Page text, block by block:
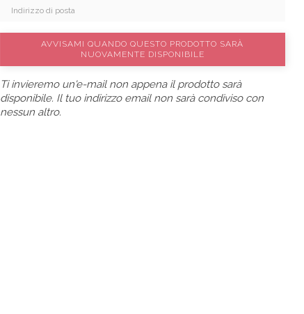
AVVISAMI QUANDO QUESTO PRODOTTO SARÀ
NUOVAMENTE DISPONIBILE
Ti invieremo un'e-mail non appena il prodotto sarà
disponibile. Il tuo indirizzo email non sarà condiviso con
nessun altro.